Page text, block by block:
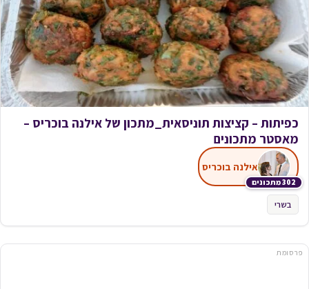
כפיתות – קציצות תוניסאית_מתכון של אילנה בוכריס –
מאסטר מתכונים
302 מתכונים
אילנה בוכריס
בשרי
פרסומת